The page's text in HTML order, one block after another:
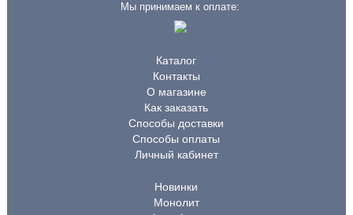
Мы принимаем к оплате:
Каталог
Контакты
О магазине
Как заказать
Способы доставки
Способы оплаты
Личный кабинет
Новинки
Монолит